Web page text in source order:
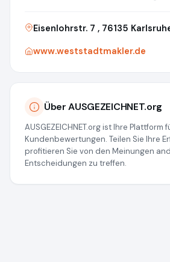
Eisenlohrstr. 7 , 76135
www.weststadtmakler.de
Über AUSGEZEICHNET.org
AUSGEZEICHNET.org ist Ihre Plattform
Kundenbewertungen. Teilen Sie Ihre
profitieren Sie von den Meinungen
Entscheidungen zu treffen.